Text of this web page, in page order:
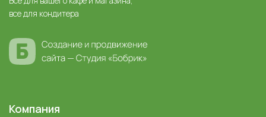
все для кондитера
Компания